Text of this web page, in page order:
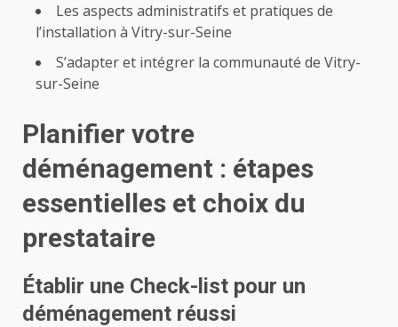
Les aspects administratifs et pratiques de
l’installation à Vitry-sur-Seine
S’adapter et intégrer la communauté de Vitry-
sur-Seine
Planifier votre
déménagement : étapes
essentielles et choix du
prestataire
Établir une Check-list pour un
déménagement réussi